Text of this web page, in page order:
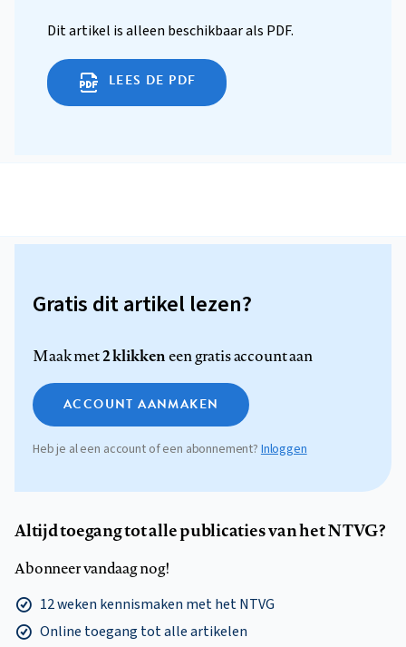
Dit artikel is alleen beschikbaar als PDF.
LEES DE PDF
Gratis dit artikel lezen?
Maak met2 klikkeneen gratis account aan
ACCOUNT AANMAKEN
Heb je al een account of een abonnement? Inloggen
Altijd toegang tot alle publicaties van het NTVG?
Abonneer vandaag nog!
12 weken kennismaken met het NTVG
Online toegang tot alle artikelen